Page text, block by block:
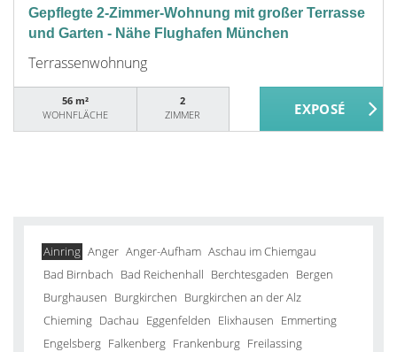
Gepflegte 2-Zimmer-Wohnung mit großer Terrasse
und Garten - Nähe Flughafen München
Terrassenwohnung
56 m²
WOHNFLÄCHE
2
ZIMMER
Ainring Anger Anger-Aufham Aschau im Chiemgau
Bad Birnbach Bad Reichenhall Berchtesgaden Bergen
Burghausen Burgkirchen Burgkirchen an der Alz
Chieming Dachau Eggenfelden Elixhausen Emmerting
Engelsberg Falkenberg Frankenburg Freilassing